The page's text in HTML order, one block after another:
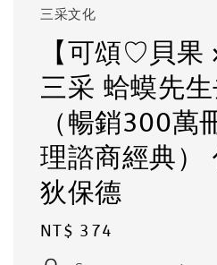
三采文化
【可頌♡貝果
三采 蛤蟆先
（暢銷300萬
理諮商經典）
狄保德
Regular
price
NT$ 374